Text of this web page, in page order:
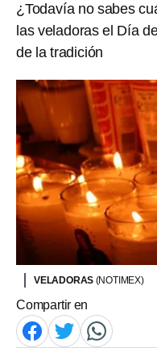
¿Todavía no sabes
las veladoras el Día
de la tradición
VELADORAS (NOTIMEX)
Compartir en